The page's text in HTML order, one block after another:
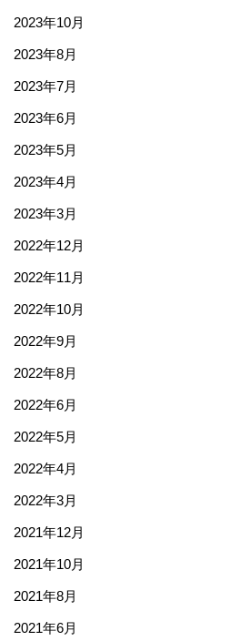
2023年10月
2023年8月
2023年7月
2023年6月
2023年5月
2023年4月
2023年3月
2022年12月
2022年11月
2022年10月
2022年9月
2022年8月
2022年6月
2022年5月
2022年4月
2022年3月
2021年12月
2021年10月
2021年8月
2021年6月